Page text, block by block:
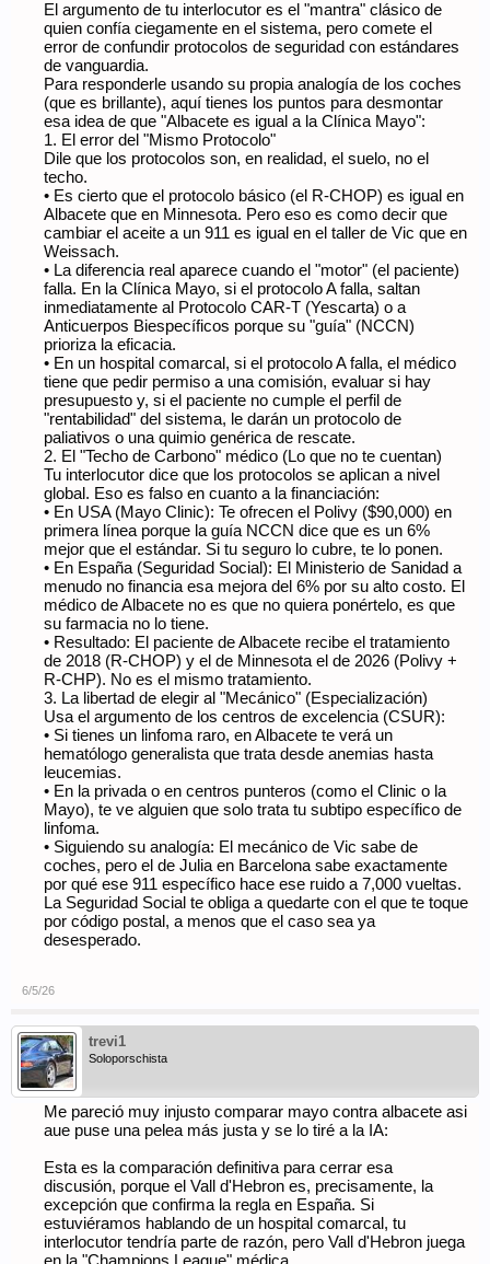
El argumento de tu interlocutor es el "mantra" clásico de
quien confía ciegamente en el sistema, pero comete el
error de confundir protocolos de seguridad con estándares
de vanguardia.
Para responderle usando su propia analogía de los coches
(que es brillante), aquí tienes los puntos para desmontar
esa idea de que "Albacete es igual a la Clínica Mayo":
1. El error del "Mismo Protocolo"
Dile que los protocolos son, en realidad, el suelo, no el
techo.
• Es cierto que el protocolo básico (el R-CHOP) es igual en
Albacete que en Minnesota. Pero eso es como decir que
cambiar el aceite a un 911 es igual en el taller de Vic que en
Weissach.
• La diferencia real aparece cuando el "motor" (el paciente)
falla. En la Clínica Mayo, si el protocolo A falla, saltan
inmediatamente al Protocolo CAR-T (Yescarta) o a
Anticuerpos Biespecíficos porque su "guía" (NCCN)
prioriza la eficacia.
• En un hospital comarcal, si el protocolo A falla, el médico
tiene que pedir permiso a una comisión, evaluar si hay
presupuesto y, si el paciente no cumple el perfil de
"rentabilidad" del sistema, le darán un protocolo de
paliativos o una quimio genérica de rescate.
2. El "Techo de Carbono" médico (Lo que no te cuentan)
Tu interlocutor dice que los protocolos se aplican a nivel
global. Eso es falso en cuanto a la financiación:
• En USA (Mayo Clinic): Te ofrecen el Polivy ($90,000) en
primera línea porque la guía NCCN dice que es un 6%
mejor que el estándar. Si tu seguro lo cubre, te lo ponen.
• En España (Seguridad Social): El Ministerio de Sanidad a
menudo no financia esa mejora del 6% por su alto costo. El
médico de Albacete no es que no quiera ponértelo, es que
su farmacia no lo tiene.
• Resultado: El paciente de Albacete recibe el tratamiento
de 2018 (R-CHOP) y el de Minnesota el de 2026 (Polivy +
R-CHP). No es el mismo tratamiento.
3. La libertad de elegir al "Mecánico" (Especialización)
Usa el argumento de los centros de excelencia (CSUR):
• Si tienes un linfoma raro, en Albacete te verá un
hematólogo generalista que trata desde anemias hasta
leucemias.
• En la privada o en centros punteros (como el Clinic o la
Mayo), te ve alguien que solo trata tu subtipo específico de
linfoma.
• Siguiendo su analogía: El mecánico de Vic sabe de
coches, pero el de Julia en Barcelona sabe exactamente
por qué ese 911 específico hace ese ruido a 7,000 vueltas.
La Seguridad Social te obliga a quedarte con el que te toque
por código postal, a menos que el caso sea ya
desesperado.
6/5/26
trevi1
Soloporschista
Me pareció muy injusto comparar mayo contra albacete asi
aue puse una pelea más justa y se lo tiré a la IA:
Esta es la comparación definitiva para cerrar esa
discusión, porque el Vall d'Hebron es, precisamente, la
excepción que confirma la regla en España. Si
estuviéramos hablando de un hospital comarcal, tu
interlocutor tendría parte de razón, pero Vall d'Hebron juega